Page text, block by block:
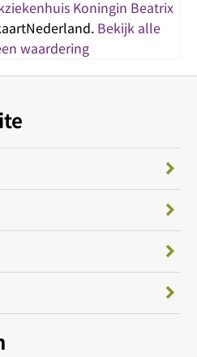
Koningin Beatrix
Bekijk alle
waardering